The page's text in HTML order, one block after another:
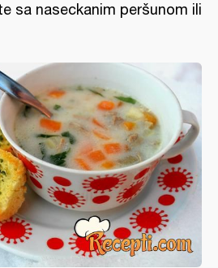
sa naseckanim peršunom ili